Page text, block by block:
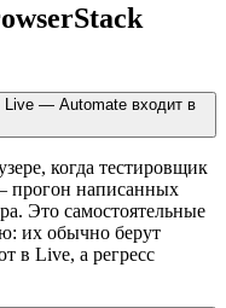
Live — Automate входит в
когда тестировщик
прогон написанных
Это самостоятельные
их обычно берут
в Live, а регресс